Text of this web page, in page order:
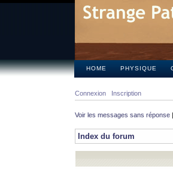
HOME PHYSIQUE
Connexion Inscription
Voir les messages sans réponse |
Index du forum